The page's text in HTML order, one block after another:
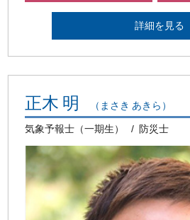
詳細を見る
正木 明 （まさき あきら）
気象予報士（一期生） 防災士